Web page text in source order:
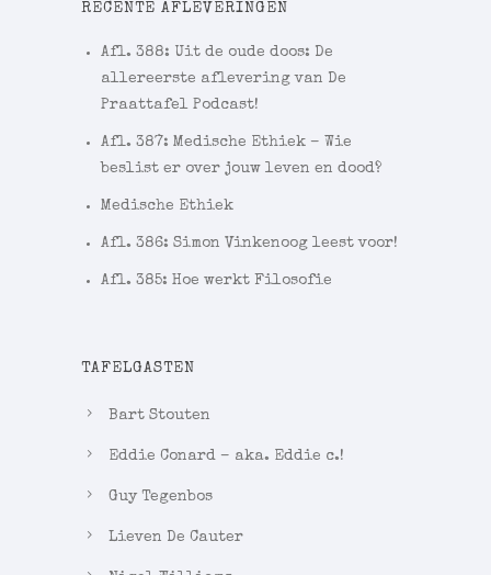
RECENTE AFLEVERINGEN
Afl. 388: Uit de oude doos: De
allereerste aflevering van De
Praattafel Podcast!
Afl. 387: Medische Ethiek – Wie
beslist er over jouw leven en dood?
Medische Ethiek
Afl. 386: Simon Vinkenoog leest voor!
Afl. 385: Hoe werkt Filosofie
TAFELGASTEN
Bart Stouten
Eddie Conard – aka. Eddie c.!
Guy Tegenbos
Lieven De Cauter